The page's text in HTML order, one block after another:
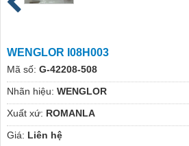
WENGLOR I08H003
Mã số: G-42208-508
Nhãn hiệu: WENGLOR
Xuất xứ: ROMANLA
Giá: Liên hệ